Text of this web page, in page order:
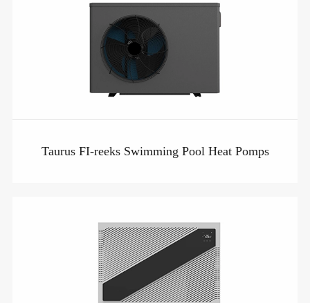
Taurus FI-reeks Swimming Pool Heat Pomps